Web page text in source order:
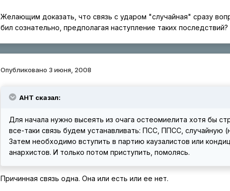
Желающим доказать, что связь с ударом "случайная" сразу
бил сознательно, предполагая наступление таких последствий?
Опубликовано 3 июня, 2008
АНТ сказал:
Для начала нужно высеять из очага остеомиелита хотя бы
все-таки связь будем устанавливать: ПСС, ППСС, случайную
Затем необходимо вступить в партию каузалистов или
анархистов. И только потом приступить, помолясь.
Причинная связь одна. Она или есть или ее нет.